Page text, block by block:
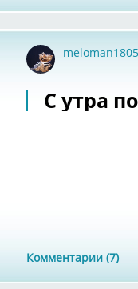
meloman1805
С утра
Комментарии (7)